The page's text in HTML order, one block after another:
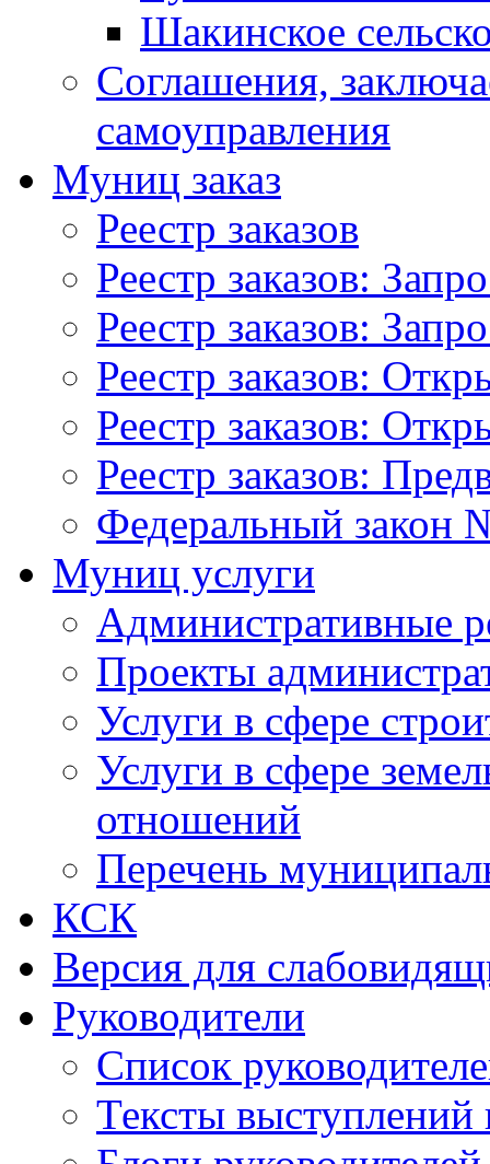
Шакинское
Соглашения,
самоуправления
Муниц заказ
Реестр заказов
Реестр заказов:
Реестр заказов:
Реестр заказов:
Реестр заказов:
Реестр заказов:
Федеральный закон
Муниц услуги
Административные
Проекты
Услуги в сфере
Услуги в сфере
отношений
Перечень
КСК
Версия для
Руководители
Список
Тексты выступлений